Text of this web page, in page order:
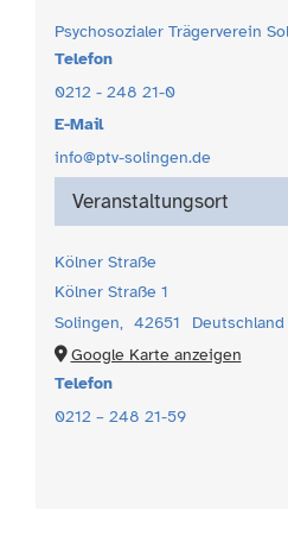
Veranstaltungsort
Kölner Straße
Kölner Straße 1
Solingen, 42651
Deutschland
Google Karte anzeigen
Telefon
0212 – 248 21-59
Psychosozialer Trägerverein
Telefon
0212 - 248 21-0
E-Mail
info@ptv-solingen.de